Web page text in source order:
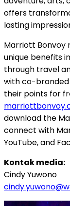
offers
lasting
Marriott Bonvoy
unique benefits
through travel
with co-
their points for
download the
connect with
YouTube, and
Kontak media:
Cindy Yuwono